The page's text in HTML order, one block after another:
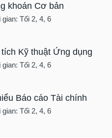
khoán Cơ bản
Tối 2, 4, 6
Kỹ thuật Ứng dụng
Tối 2, 4, 6
Báo cáo Tài chính
Tối 2, 4, 6